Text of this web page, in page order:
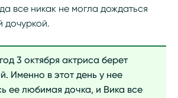
все никак не могла дождаться
дочуркой.
3 октября актриса берет
Именно в этот день у нее
ее любимая дочка, и Вика все